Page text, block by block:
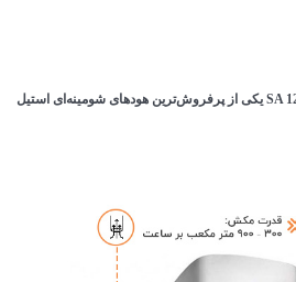
هود شومینه‌ای استیل البرز مدل SA 120 یکی از پرفروش‌ترین هودهای شومینه‌ای استیل